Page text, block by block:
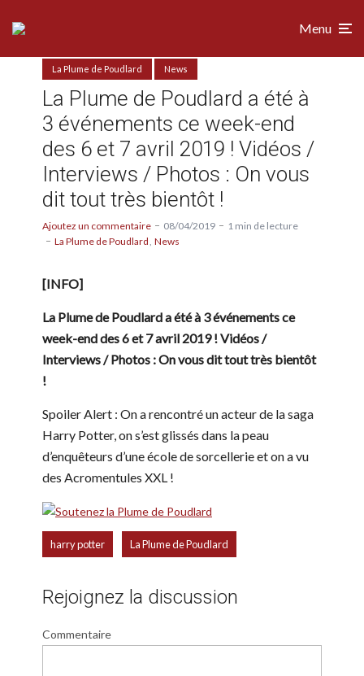
Menu
La Plume de Poudlard News
La Plume de Poudlard a été à
3 événements ce week-end
des 6 et 7 avril 2019 ! Vidéos /
Interviews / Photos : On vous
dit tout très bientôt !
Ajoutez un commentaire 08/04/2019
1 min de lecture
La Plume de Poudlard News
[INFO]
La Plume de Poudlard a été à 3 événements ce
week-end des 6 et 7 avril 2019 ! Vidéos /
Interviews / Photos : On vous dit tout très bientôt
!
Spoiler Alert : On a rencontré un acteur de la saga
Harry Potter, on s’est glissés dans la peau
d’enquêteurs d’une école de sorcellerie et on a vu
des Acromentules XXL !
harry potter La Plume de Poudlard
Rejoignez la discussion
Commentaire